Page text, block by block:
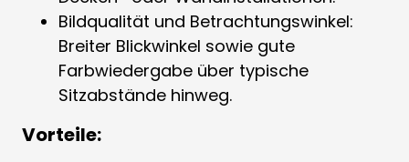
Bildqualität und Betrachtungswinkel:
Breiter Blickwinkel sowie gute
Farbwiedergabe über typische
Sitzabstände hinweg.
Vorteile: